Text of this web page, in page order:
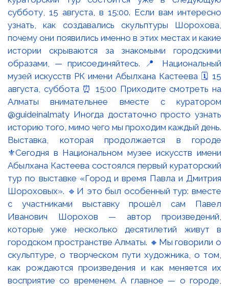
Выставка, которая продолжается в городе
⚜️Сегодня в Национальном музее искусств имени
Абылхана Кастеева состоялся первый кураторский
тур по выставке «Город и время Павла и Дмитрия
Шороховых». 🔹И это был особенный тур: вместе
с участниками выставку прошёл сам Павел
Иванович Шорохов — автор произведений,
которые уже несколько десятилетий живут в
городском пространстве Алматы. 🔸Мы говорили о
скульптуре, о творческом пути художника, о том,
как рождаются произведения и как меняется их
восприятие со временем. А главное — о городе,